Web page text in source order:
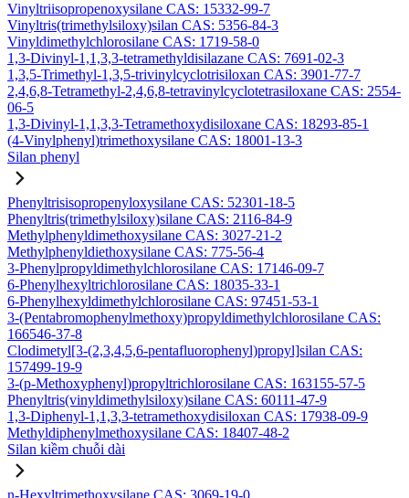
Vinyltriisopropenoxysilane CAS: 15332-99-7
Vinyltris(trimethylsiloxy)silan CAS: 5356-84-3
Vinyldimethylchlorosilane CAS: 1719-58-0
1,3-Divinyl-1,1,3,3-tetramethyldisilazane CAS: 7691-02-3
1,3,5-Trimethyl-1,3,5-trivinylcyclotrisiloxan CAS: 3901-77-7
2,4,6,8-Tetramethyl-2,4,6,8-tetravinylcyclotetrasiloxane CAS: 2554-
06-5
1,3-Divinyl-1,1,3,3-Tetramethoxydisiloxane CAS: 18293-85-1
(4-Vinylphenyl)trimethoxysilane CAS: 18001-13-3
Silan phenyl
Phenyltrisisopropenyloxysilane CAS: 52301-18-5
Phenyltris(trimethylsiloxy)silane CAS: 2116-84-9
Methylphenyldimethoxysilane CAS: 3027-21-2
Methylphenyldiethoxysilane CAS: 775-56-4
3-Phenylpropyldimethylchlorosilane CAS: 17146-09-7
6-Phenylhexyltrichlorosilane CAS: 18035-33-1
6-Phenylhexyldimethylchlorosilane CAS: 97451-53-1
3-(Pentabromophenylmethoxy)propyldimethylchlorosilane CAS:
166546-37-8
Clodimetyl[3-(2,3,4,5,6-pentafluorophenyl)propyl]silan CAS:
157499-19-9
3-(p-Methoxyphenyl)propyltrichlorosilane CAS: 163155-57-5
Phenyltris(vinyldimethylsiloxy)silane CAS: 60111-47-9
1,3-Diphenyl-1,1,3,3-tetramethoxydisiloxan CAS: 17938-09-9
Methyldiphenylmethoxysilane CAS: 18407-48-2
Silan kiềm chuỗi dài
n-Hexyltrimethoxysilane CAS: 3069-19-0